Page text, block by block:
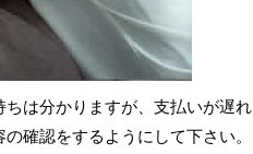
は分かりますが、支払いが遅れ
確認をするようにして下さい。